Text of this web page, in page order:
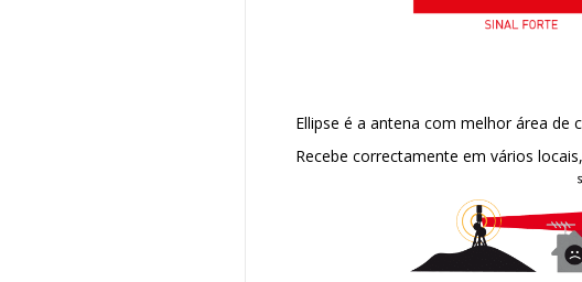
Ellipse é a antena com melhor área de
Recebe correctamente em vários